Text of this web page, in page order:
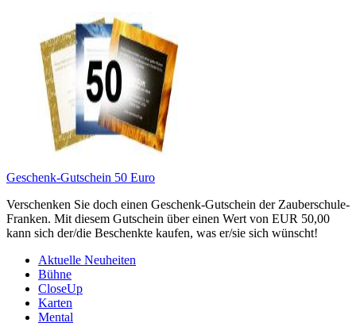
Geschenk-Gutschein 50 Euro
Verschenken Sie doch einen Geschenk-Gutschein der Zauberschule-
Franken. Mit diesem Gutschein über einen Wert von EUR 50,00
kann sich der/die Beschenkte kaufen, was er/sie sich wünscht!
Aktuelle Neuheiten
Bühne
CloseUp
Karten
Mental